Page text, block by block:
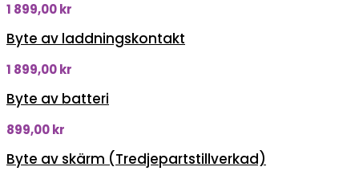
1 899,00kr
Byte av laddningskontakt
1 899,00kr
Byte av batteri
899,00kr
Byte av skärm (Tredjepartstillverkad)